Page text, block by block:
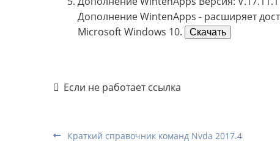
Дополнение WintenApps - расширяет
Microsoft Windows 10.
Скачать
Если не работает ссылка
Краткий справочник команд Nvda 2017.4